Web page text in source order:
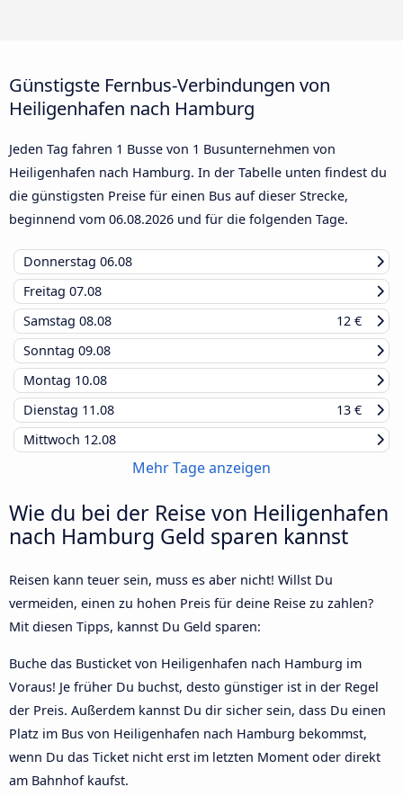
Günstigste Fernbus-Verbindungen von
Heiligenhafen nach Hamburg
Jeden Tag fahren 1 Busse von 1 Busunternehmen von
Heiligenhafen nach Hamburg. In der Tabelle unten findest du
die günstigsten Preise für einen Bus auf dieser Strecke,
beginnend vom 06.08.2026 und für die folgenden Tage.
Donnerstag 06.08
Freitag 07.08
Samstag 08.08
12 €
Sonntag 09.08
Montag 10.08
Dienstag 11.08
13 €
Mittwoch 12.08
Mehr Tage anzeigen
Wie du bei der Reise von Heiligenhafen
nach Hamburg Geld sparen kannst
Reisen kann teuer sein, muss es aber nicht! Willst Du
vermeiden, einen zu hohen Preis für deine Reise zu zahlen?
Mit diesen Tipps, kannst Du Geld sparen:
Buche das Busticket von Heiligenhafen nach Hamburg im
Voraus! Je früher Du buchst, desto günstiger ist in der Regel
der Preis. Außerdem kannst Du dir sicher sein, dass Du einen
Platz im Bus von Heiligenhafen nach Hamburg bekommst,
wenn Du das Ticket nicht erst im letzten Moment oder direkt
am Bahnhof kaufst.